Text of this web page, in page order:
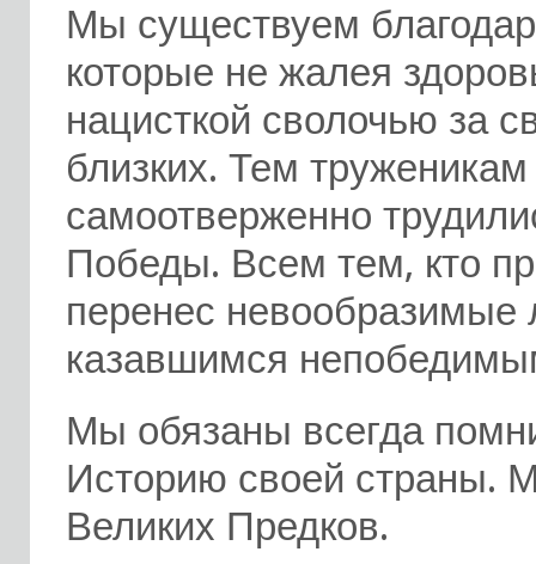
Мы существуем
которые не жалея
нацисткой сволочью за
близких. Тем
самоотверженно
Победы. Всем тем, кто
перенес невообразимые
казавшимся
Мы обязаны всегда
Историю своей страны.
Великих Предков.